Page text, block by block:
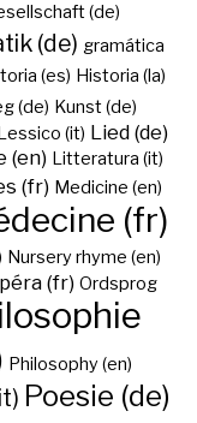
(de)
(de) gramática
(es) Historia (la)
(de) Kunst (de)
Lessico (it) Lied (de)
(en) Litteratura (it)
(fr) Medicine (en)
(fr)
Nursery rhyme (en)
(fr) Ordsprog
Philosophy (en)
Poesie (de)